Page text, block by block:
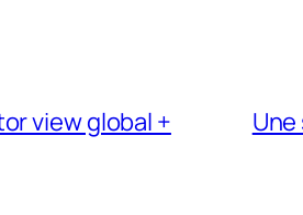
view global +